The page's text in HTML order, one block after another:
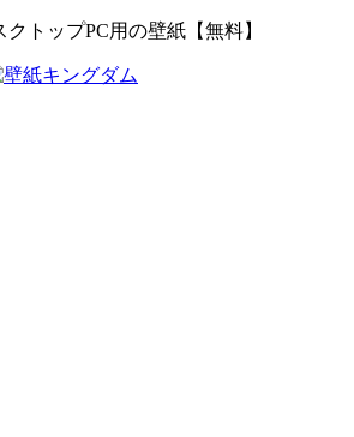
クトップPC用の壁紙【無料】